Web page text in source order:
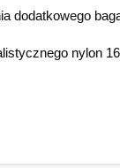
dodatkowego
nylon